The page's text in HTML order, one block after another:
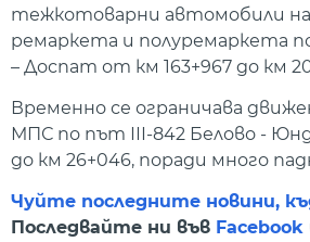
тежкотоварни автомобили
ремаркета и полуремаркета
– Доспат от км 163+967 до км
Временно се ограничава
МПС по път ІІІ-842 Белово -
до км 26+046, поради много
Чуйте последните новини,
Последвайте ни във Facebook